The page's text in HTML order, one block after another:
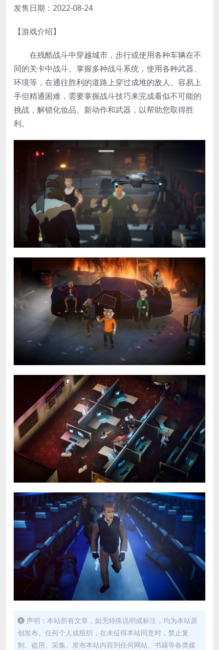
发售日期：2022-08-24
【游戏介绍】
在残酷战斗中穿越城市，步行或使用各种车辆在不
同的关卡中战斗。掌握多种战斗系统，使用各种武器、
环境等，在通往胜利的道路上穿过成堆的敌人。容易上
手但精通困难，需要掌握战斗技巧来完成看似不可能的
挑战，解锁化妆品、新动作和武器，以帮助您取得胜
利。
声明：本站所有文章，如无特殊说明或标注，均为本站原
创发布。任何个人或组织，在未征得本站同意时，禁止复
制、盗用、采集、发布本站内容到任何网站、书籍等各类媒